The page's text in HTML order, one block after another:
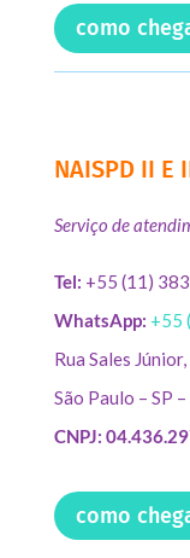
como
NAISPD II E
Serviço de
Tel: +55 (11)
WhatsApp: +55
Rua Sales
São Paulo – SP
CNPJ:
como